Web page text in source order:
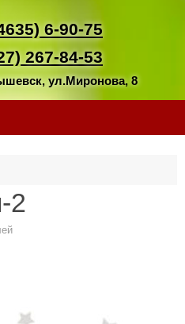
6-90-75
267-84-53
ул.Миронова, 8
2